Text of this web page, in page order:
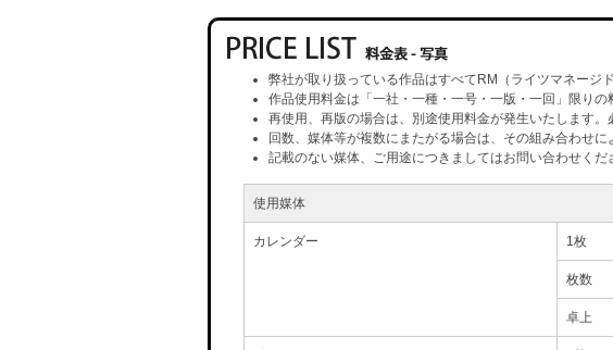
弊社が取り扱っている作品はすべてRM（ライツマネージド
作品使用料金は「一社・一種・一号・一版・一回」限りの
再使用、再版の場合は、別途使用料金が発生いたします。
回数、媒体等が複数にまたがる場合は、その組み合わせに
記載のない媒体、ご用途につきましてはお問い合わせくだ
使用媒体
カレンダー 1枚
枚数
卓上